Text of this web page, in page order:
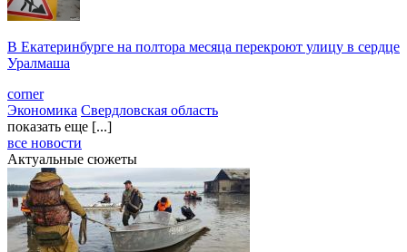
В Екатеринбурге на полтора месяца перекроют улицу в сердце
Уралмаша
corner
Экономика Свердловская область
показать еще [...]
все новости
Актуальные сюжеты